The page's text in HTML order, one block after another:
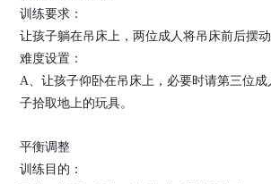
训练要求：
让孩子躺在吊床上，两位成人将吊床前后摆动
难度设置：
A、让孩子仰卧在吊床上，必要时请第三位
子拾取地上的玩具。
平衡调整
训练目的：